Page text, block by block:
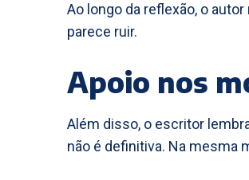
Ao longo da reflexão, o
parece ruir.
Apoio nos
Além disso, o escritor
não é definitiva. Na mesma